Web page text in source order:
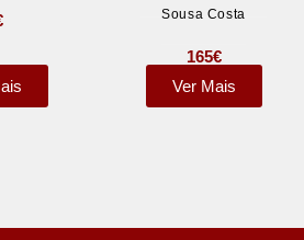
Sousa Costa
165€
Ver Mais